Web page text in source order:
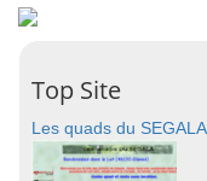
Top Site
Les quads du